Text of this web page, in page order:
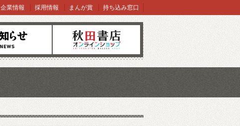
オンラインショップ
企業情報 採用情報 まんが賞 持ち込み窓口